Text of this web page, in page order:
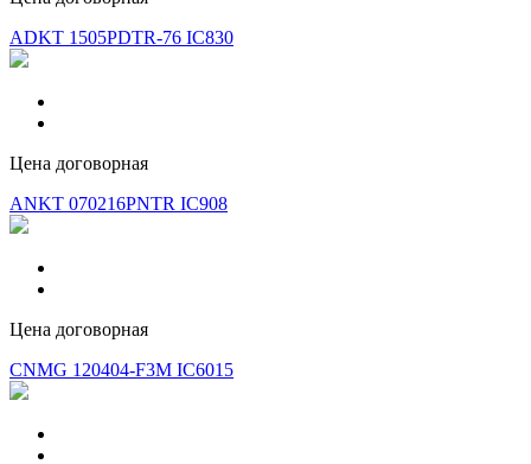
ADKT 1505PDTR-76 IC830
Цена договорная
ANKT 070216PNTR IC908
Цена договорная
CNMG 120404-F3M IC6015